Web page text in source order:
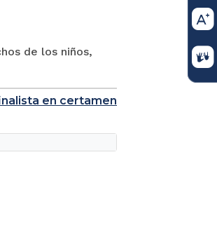
de los niños,
en certamen